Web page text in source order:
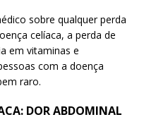
sobre qualquer perda
celíaca, a perda de
em vitaminas e
com a doença
raro.
DOR ABDOMINAL